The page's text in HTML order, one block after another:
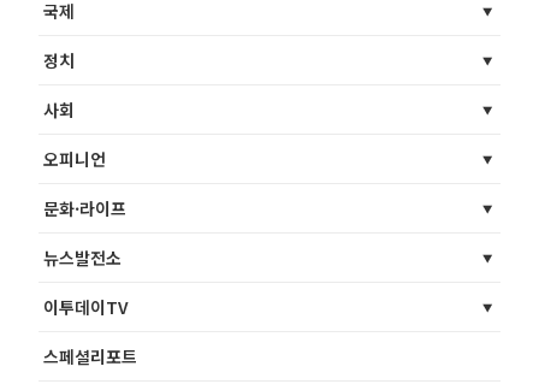
국제
정치
사회
오피니언
문화·라이프
뉴스발전소
이투데이TV
스페셜리포트